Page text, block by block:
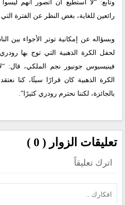
وتابع: “لا أستطيع أن أتصور أنهم ليسوا
رائعين للغاية، بغض النظر عن الفترة
وبسؤاله عن إمكانية توتر الأجواء بين
لحفل الكرة الذهبية التي توج بها
فينيسيوس جونيور نجم الملكي، قال:
الكرة الذهبية كان قرارًا سيئًا، كنا
بالجائزة، لكننا نحترم رودري كثيرًا”.
تعليقات الزوار ( 0 )
اترك تعليقاً